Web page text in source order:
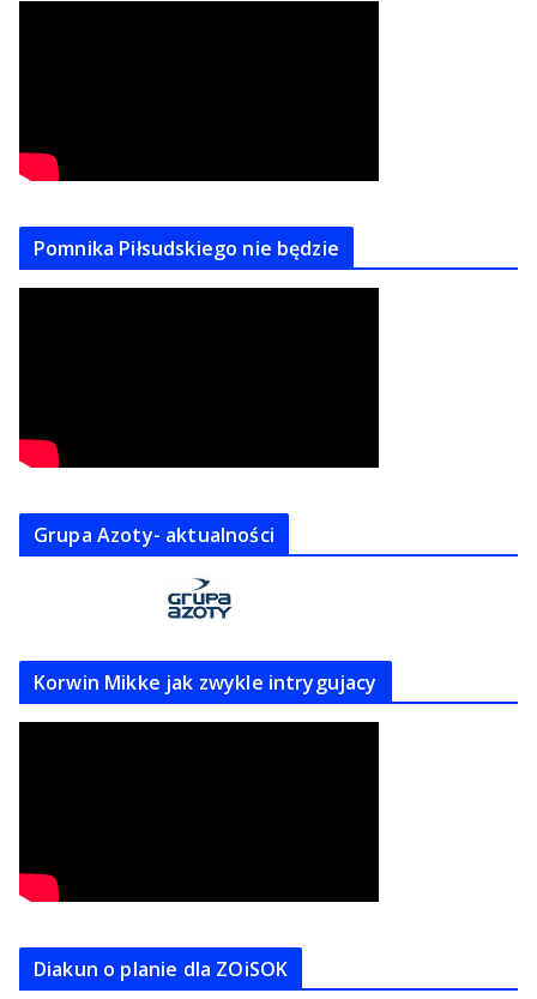
Pomnika Piłsudskiego nie będzie
Grupa Azoty- aktualności
Korwin Mikke jak zwykle intrygujacy
Diakun o planie dla ZOiSOK